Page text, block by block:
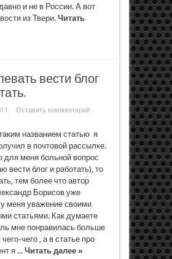
и не в России. А вот
из Твери. Читать
вести блог
Оставить комментарий
названием статью я
в почтовой рассылке.
для меня больной вопрос
вести блог и работать), то
тем более что автор
Борисов уже
меня уважение своими
статьями. Как думаете
мне понравилась больше
чего , а в статье про
я ...Читать далее »